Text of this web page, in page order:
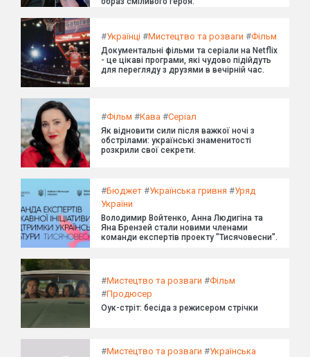
#Українці #Мистецтво та розваги #Фільм
Документальні фільми та серіали на Netflix
- це цікаві програми, які чудово підійдуть
для перегляду з друзями в вечірній час.
#Фільм #Кава #Серіал
Як відновити сили після важкої ночі з
обстрілами: українські знаменитості
розкрили свої секрети.
#Бюджет #Українська гривня #Уряд
України
Володимир Войтенко, Анна Людигіна та
Яна Брензей стали новими членами
команди експертів проекту "Тисячовесни".
#Мистецтво та розваги #Фільм
#Продюсер
Оук-стріт: бесіда з режисером стрічки
#Мистецтво та розваги #Українська